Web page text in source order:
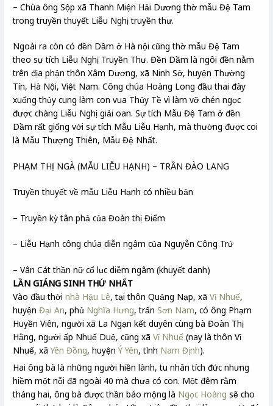
– Chùa ông Sộp xã Thanh Miện Hải Dương thờ mẫu Đệ Tam
trong truyền thuyết Liễu Nghị truyền thư.
Ngoài ra còn có đền Dầm ở Hà nội cũng thờ mẫu Đệ Tam
theo sự tích Liễu Nghị Truyền Thư. Đền Dầm là ngôi đền nằm
trên địa phận thôn Xâm Dương, xã Ninh Sở, huyện Thường
Tín, Hà Nội, Việt Nam. Công chúa Hoàng Long đầu thai đày
xuống thủy cung làm con vua Thủy Tề vì làm vỡ chén ngọc
được chàng Liễu Nghị giải oan. Sự tích Mẫu Đệ Tam ở đền
Dầm rất giống với sự tích Mẫu Liễu Hạnh, mà thường được coi
là Mẫu Thượng Thiên, Mẫu Đệ Nhất.
PHẠM THỊ NGÀ (MẪU LIỄU HẠNH) – TRẦN ĐÀO LANG
Truyền thuyết về mẫu Liễu Hạnh có nhiều bản
– Truyền kỳ tân phả của Đoàn thị Điểm
– Liễu Hạnh công chúa diễn ngâm của Nguyễn Công Trứ
– Vân Cát thần nữ cổ lục diễm ngâm (khuyết danh)
LẦN GIÁNG SINH THỨ NHẤT
Vào đầu thờinhà Hậu Lê, tại thôn Quảng Nạp, xãVỉ Nhuế,
huyệnĐại An, phủ Nghĩa Hưng, trấnSơn Nam, có ông Phạm
Huyền Viên, người xã La Ngạn kết duyên cùng bà Đoàn Thị
Hằng, người ấp Nhuế Duệ, cũng xãVỉ Nhuế (nay là thôn Vỉ
Nhuế, xãYên Đồng, huyệnÝ Yên, tỉnh Nam Định).
Hai ông bà là những người hiền lành, tu nhân tích đức nhưng
hiềm một nỗi đã ngoài 40 mà chưa có con. Một đêm rằm
tháng hai, ông bà được thần báo mộng là Ngọc Hoàng sẽ cho